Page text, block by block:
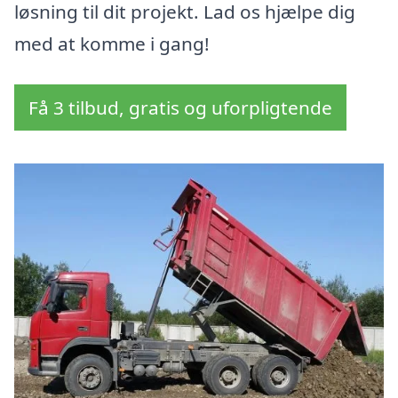
løsning til dit projekt. Lad os hjælpe dig
med at komme i gang!
Få 3 tilbud, gratis og uforpligtende